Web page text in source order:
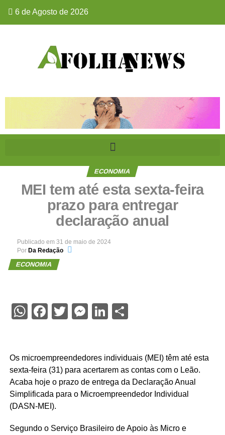
6 de Agosto de 2026
ECONOMIA
MEI tem até esta sexta-feira
prazo para entregar
declaração anual
Publicado em 31 de maio de 2024
Por Da Redação
ECONOMIA
WhatsApp
Facebook
Twitter
Messenger
LinkedIn
Share
Os microempreendedores individuais (MEI) têm até esta
sexta-feira (31) para acertarem as contas com o Leão.
Acaba hoje o prazo de entrega da Declaração Anual
Simplificada para o Microempreendedor Individual
(DASN-MEI).
Segundo o Serviço Brasileiro de Apoio às Micro e